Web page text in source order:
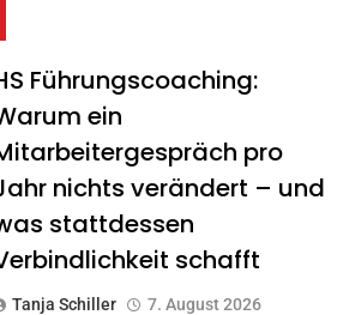
Führungscoaching:
ein
pro
nichts verändert – und
stattdessen
schafft
Tanja Schiller 7. August 2026